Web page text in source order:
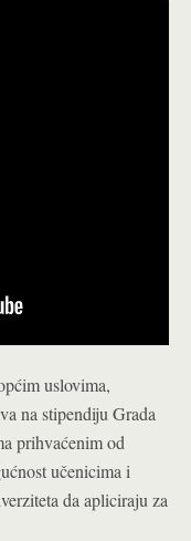
uslovima,
na stipendiju Grada
prihvaćenim od
učenicima i
da apliciraju za